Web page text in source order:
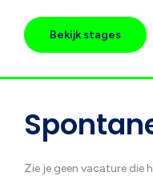
Bekijk stages
Zie je geen vacature die